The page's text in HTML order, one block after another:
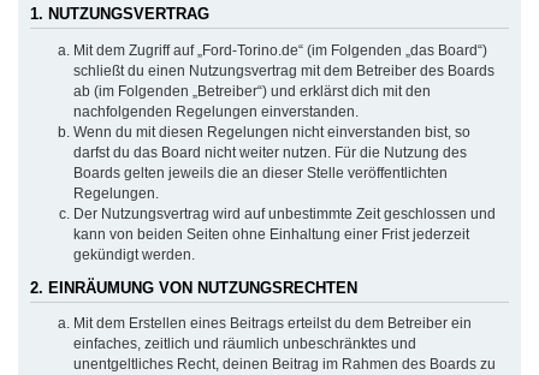
1. NUTZUNGSVERTRAG
Mit dem Zugriff auf „Ford-Torino.de“ (im Folgenden „das Board“)
schließt du einen Nutzungsvertrag mit dem Betreiber des Boards
ab (im Folgenden „Betreiber“) und erklärst dich mit den
nachfolgenden Regelungen einverstanden.
Wenn du mit diesen Regelungen nicht einverstanden bist, so
darfst du das Board nicht weiter nutzen. Für die Nutzung des
Boards gelten jeweils die an dieser Stelle veröffentlichten
Regelungen.
Der Nutzungsvertrag wird auf unbestimmte Zeit geschlossen und
kann von beiden Seiten ohne Einhaltung einer Frist jederzeit
gekündigt werden.
2. EINRÄUMUNG VON NUTZUNGSRECHTEN
Mit dem Erstellen eines Beitrags erteilst du dem Betreiber ein
einfaches, zeitlich und räumlich unbeschränktes und
unentgeltliches Recht, deinen Beitrag im Rahmen des Boards zu